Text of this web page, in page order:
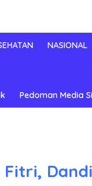
NASIONAL
Pedoman Media
Fitri,